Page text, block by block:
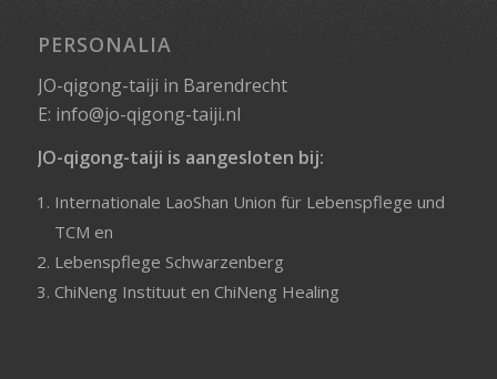
PERSONALIA
JO-qigong-taiji in Barendrecht
E: info@jo-qigong-taiji.nl
JO-qigong-taiji is aangesloten bij:
Internationale LaoShan Union für Lebenspflege und
TCM en
Lebenspflege Schwarzenberg
ChiNeng Instituuten ChiNeng Healing